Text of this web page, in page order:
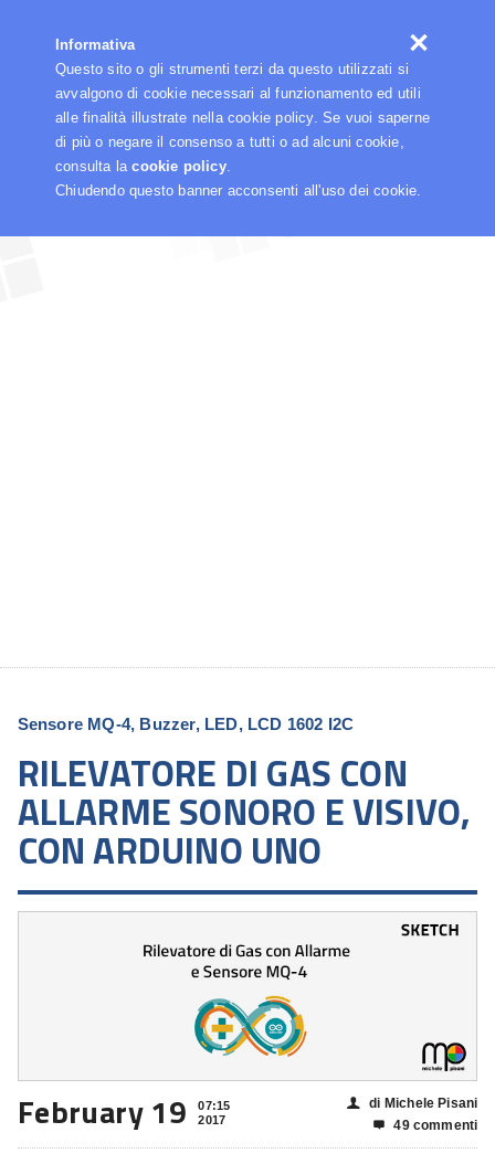
Informativa
Questo sito o gli strumenti terzi da questo utilizzati si
avvalgono di cookie necessari al funzionamento ed utili
alle finalità illustrate nella cookie policy. Se vuoi saperne
di più o negare il consenso a tutti o ad alcuni cookie,
consulta lacookie policy.
Chiudendo questo banner acconsenti all'uso dei cookie.
Sensore MQ-4, Buzzer, LED, LCD 1602 I2C
RILEVATORE DI GAS CON
ALLARME SONORO E VISIVO,
CON ARDUINO UNO
February 19
07:15
2017
👤 di Michele Pisani
 49 commenti